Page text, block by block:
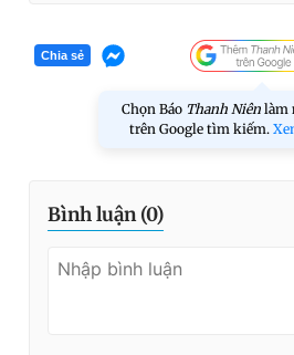
Chia sẻ
Chọn Báo Thanh Niên làm
trên Google tìm kiếm.
Bình luận (0)